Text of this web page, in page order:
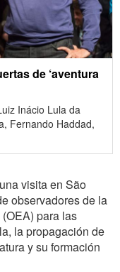
de ‘aventura
Inácio Lula da
Fernando Haddad,
visita en São
observadores de la
para las
la propagación de
y su formación